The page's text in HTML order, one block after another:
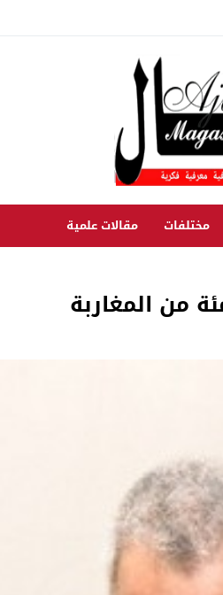
مختلفات مقالات علمية